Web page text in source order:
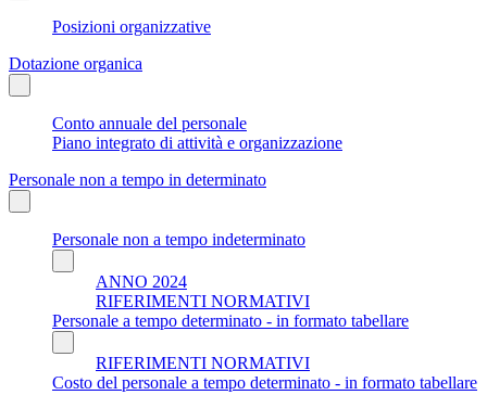
Posizioni organizzative
Dotazione organica
Conto annuale del personale
Piano integrato di attività e organizzazione
Personale non a tempo in determinato
Personale non a tempo indeterminato
ANNO 2024
RIFERIMENTI NORMATIVI
Personale a tempo determinato - in formato tabellare
RIFERIMENTI NORMATIVI
Costo del personale a tempo determinato - in formato tabellare